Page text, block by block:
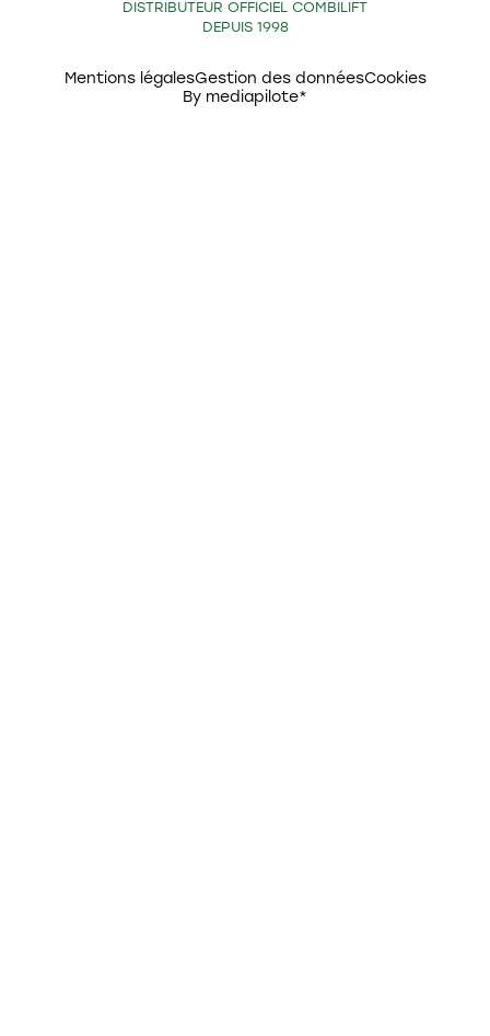
DISTRIBUTEUR OFFICIEL COMBILIFT
DEPUIS 1998
Mentions légalesGestion des donnéesCookies
By mediapilote*